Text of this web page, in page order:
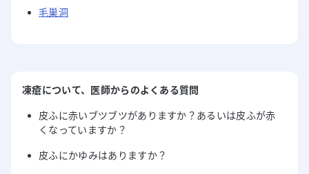
毛巣洞
凍瘡について、医師からのよくある質問
皮ふに赤いブツブツがありますか？あるいは皮ふが赤
くなっていますか？
皮ふにかゆみはありますか？